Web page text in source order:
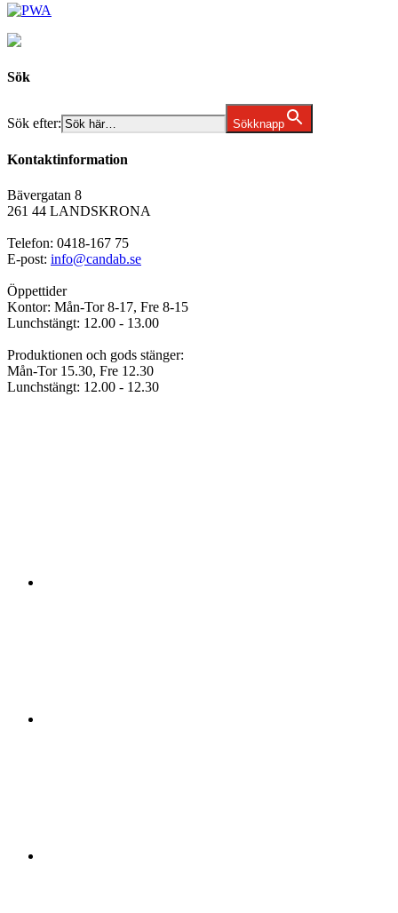
Sök
Sök efter: Sökknapp
Kontaktinformation
Bävergatan 8
261 44 LANDSKRONA
Telefon: 0418-167 75
E-post: info@candab.se
Öppettider
Kontor: Mån-Tor 8-17, Fre 8-15
Lunchstängt: 12.00 - 13.00
Produktionen och gods stänger:
Mån-Tor 15.30, Fre 12.30
Lunchstängt: 12.00 - 12.30